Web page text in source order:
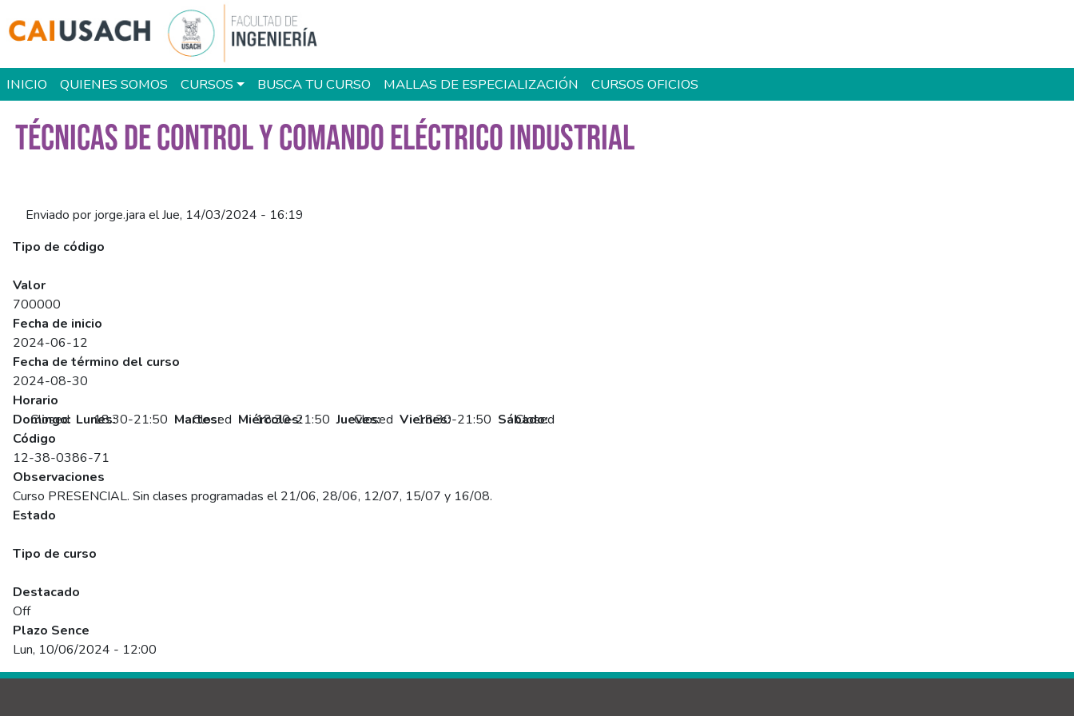
Main navigation
INICIO QUIENES SOMOS CURSOS BUSCA TU CURSO MALLAS DE ESPECIALIZACIÓN CURSOS OFICIOS
TÉCNICAS DE CONTROL Y COMANDO ELÉCTRICO INDUSTRIAL
Enviado por jorge.jara elJue, 14/03/2024 - 16:19
Tipo de código
Valor
700000
Fecha de inicio
2024-06-12
Fecha de término del curso
2024-08-30
Horario
Domingo:
Closed Lunes:
18:30-21:50 Martes:
Closed Miércoles:
18:30-21:50 Jueves:
Closed Viernes:
18:30-21:50 Sábado:
Closed
Código
12-38-0386-71
Observaciones
Curso PRESENCIAL. Sin clases programadas el 21/06, 28/06, 12/07, 15/07 y 16/08.
Estado
Tipo de curso
Destacado
Off
Plazo Sence
Lun, 10/06/2024 - 12:00